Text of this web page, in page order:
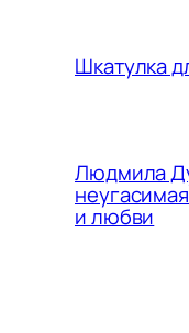
Шкатулка
Людмила
и любви